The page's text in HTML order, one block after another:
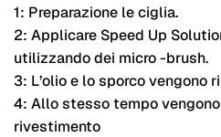
1: Preparazione le ciglia.
2: Applicare Speed Up
utilizzando dei micro -brush.
3: L’olio e lo sporco vengono
4: Allo stesso tempo
rivestimento